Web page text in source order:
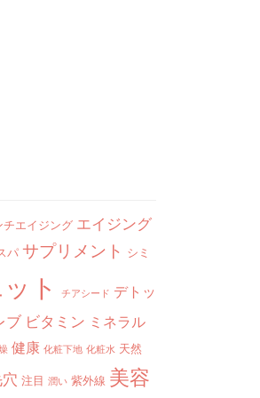
チエイジング エイジング
パ サプリメント シミ
ト チアシード デトッ
ブ ビタミン ミネラル
健康 化粧下地 化粧水 天然
注目 潤い 紫外線 美容